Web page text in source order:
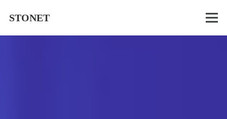
STONET